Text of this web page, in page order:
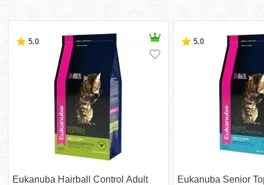
5.0
Eukanuba Hairball Control Adult
5.0
Eukanuba Senior